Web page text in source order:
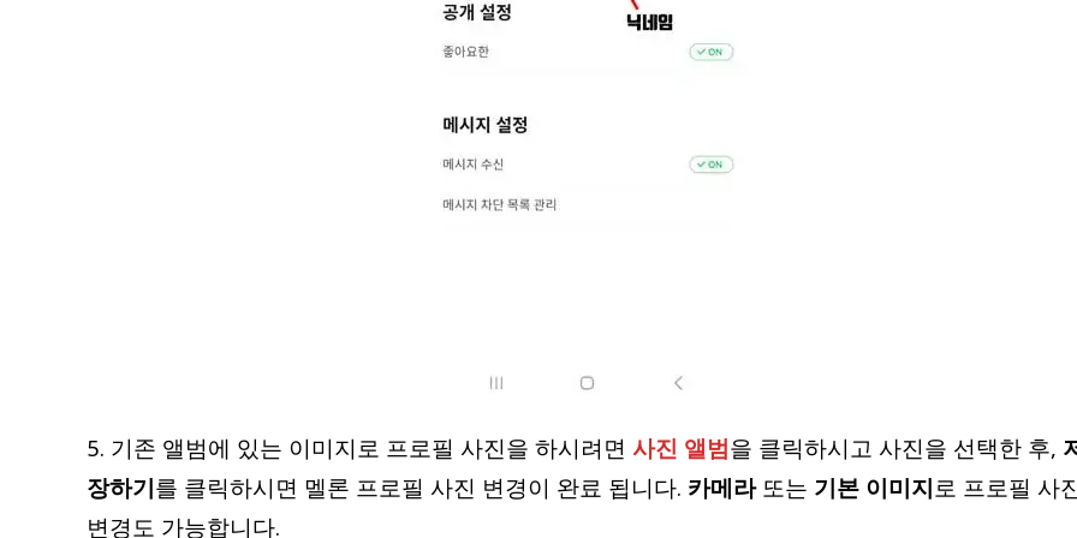
5. 기존 앨범에 있는 이미지로 프로필 사진을 하시려면 사진 앨범을 클릭하시고 사진을 선택한 후,
장하기를 클릭하시면 멜론 프로필 사진 변경이 완료 됩니다. 카메라또는 기본 이미지로 프로필 사
변경도 가능합니다.